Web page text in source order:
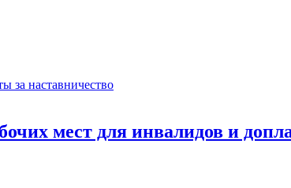
мест для инвалидов и